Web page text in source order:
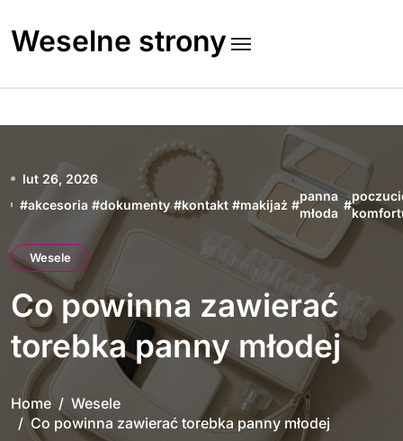
to
content
Weselne strony
lut 26, 2026
#akcesoria #dokumenty #kontakt #makijaż #
panna
młoda
#
Wesele
Co powinna zawierać
torebka panny młodej
Home
Wesele
Co powinna zawierać torebka panny młodej